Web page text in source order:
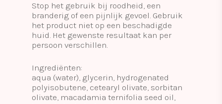
Stop het gebruik bij roodheid, een
branderig of een pijnlijk gevoel. Gebruik
het product niet op een beschadigde
huid. Het gewenste resultaat kan per
persoon verschillen.
Ingrediënten:
aqua (water), glycerin, hydrogenated
polyisobutene, cetearyl olivate, sorbitan
olivate, macadamia ternifolia seed oil,